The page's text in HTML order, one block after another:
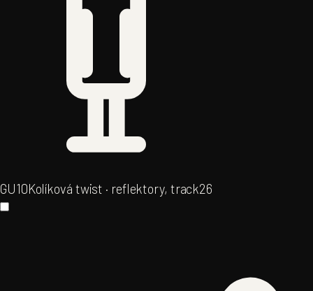
GU10Kolíková twist · reflektory, track26